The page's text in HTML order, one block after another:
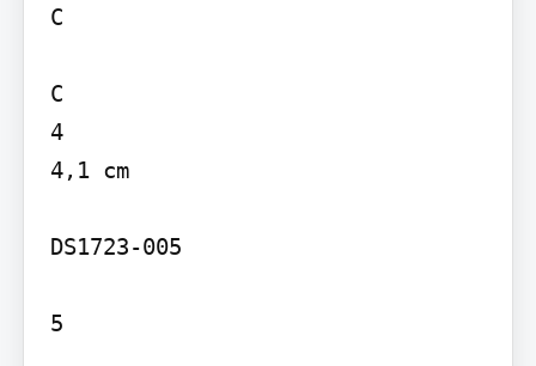
C
C
4
4,1 cm
DS1723-005
5